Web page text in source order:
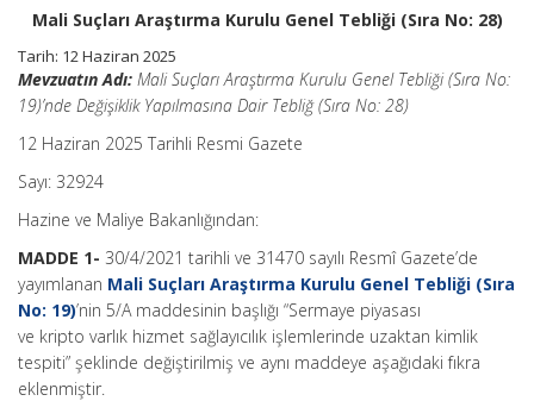
Mali Suçları Araştırma Kurulu Genel Tebliği (Sıra No: 28)
Tarih: 12 Haziran 2025
Mevzuatın Adı: Mali Suçları Araştırma Kurulu Genel Tebliği (Sıra No:
19)’nde Değişiklik Yapılmasına Dair Tebliğ (Sıra No: 28)
12 Haziran 2025 Tarihli Resmi Gazete
Sayı: 32924
Hazine ve Maliye Bakanlığından:
MADDE 1- 30/4/2021 tarihli ve 31470 sayılı Resmî Gazete’de
yayımlanan Mali Suçları Araştırma Kurulu Genel Tebliği (Sıra
No: 19)’nin 5/A maddesinin başlığı “Sermaye piyasası
ve kripto varlık hizmet sağlayıcılık işlemlerinde uzaktan kimlik
tespiti” şeklinde değiştirilmiş ve aynı maddeye aşağıdaki fıkra
eklenmiştir.